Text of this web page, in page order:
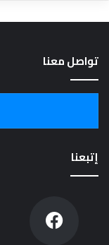
تواصل معنا
إتبعنا